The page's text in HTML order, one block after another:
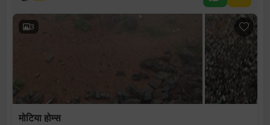
3
मोटिया होम्स